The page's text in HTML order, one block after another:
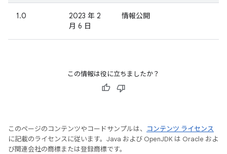
1.0
2023 年 2
月 6 日
情報公開
この情報は役に立ちましたか？
このページのコンテンツやコードサンプルは、
コンテンツ ライセンス
に記載のライセンスに従います。Java および OpenJDK は Oracle およ
び関連会社の商標または登録商標です。